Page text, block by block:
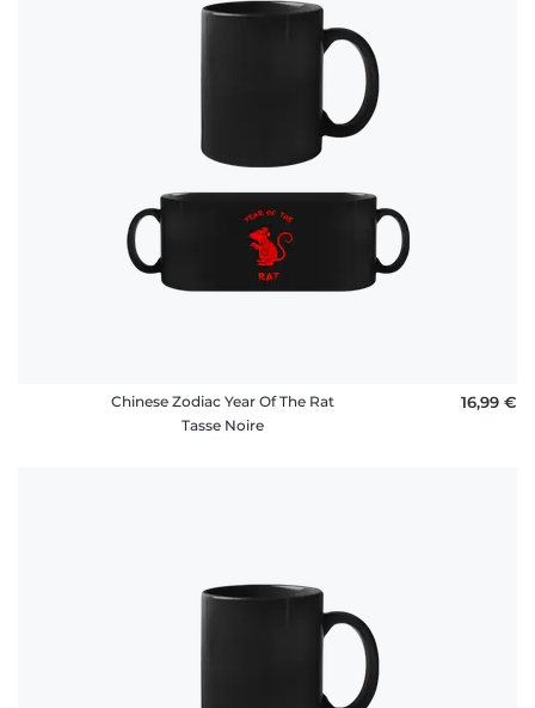
Chinese Zodiac Year Of The Rat
Tasse Noire
16,99 €